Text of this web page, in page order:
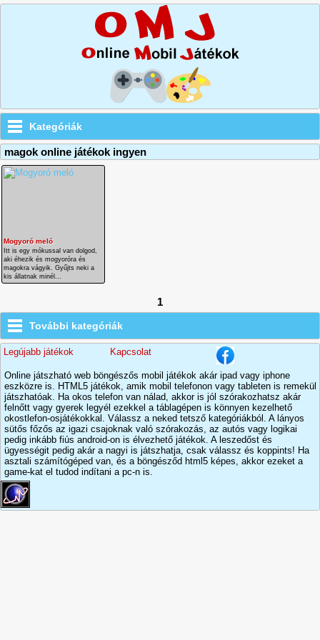
Kategóriák
magok online játékok ingyen
Mogyoró meló
Itt is egy mókussal van dolgod,
aki éhezik és mogyoróra és
magokra vágyik. Gyűjts neki a
kis állatnak minél...
1
További kategóriák
Legújabb játékok Kapcsolat
Online játszható web böngészős mobil játékok akár ipad vagy iphone
eszközre is. HTML5 játékok, amik mobil telefonon vagy tableten is remekül
játszhatóak. Ha okos telefon van nálad, akkor is jól szórakozhatsz akár
felnőtt vagy gyerek legyél ezekkel a táblagépen is könnyen kezelhető
okostlefon-osjátékokkal. Válassz a neked tetsző kategóriákból. A lányos
sütős főzős az igazi csajoknak való szórakozás, az autós vagy logikai
pedig inkább fiús android-on is élvezhető játékok. A leszedőst és
ügyességit pedig akár a nagyi is játszhatja, csak válassz és koppints! Ha
asztali számítógéped van, és a böngésződ html5 képes, akkor ezeket a
game-kat el tudod indítani a pc-n is.